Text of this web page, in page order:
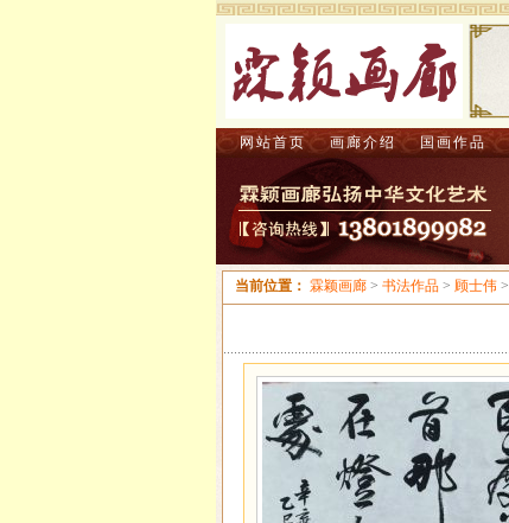
网站首页 画廊介绍 国画作品
当前位置： 霖颖画廊 > 书法作品 > 顾士伟 >